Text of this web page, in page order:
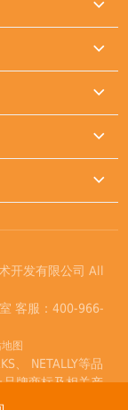





开发有限公司 All
客服：400-966-
图
、 NETALLY等品
牌商标及相关产